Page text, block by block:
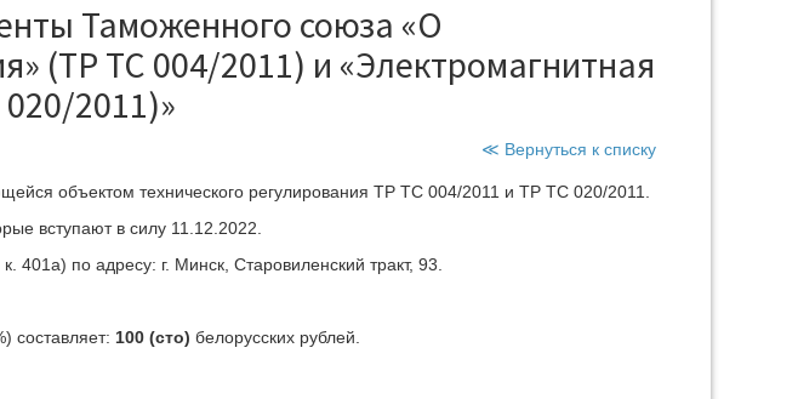
Таможенного союза «О
(ТР ТС 004/2011) и «Электромагнитная
2011)»
≪ Вернуться к списку
объектом технического регулирования ТР ТС 004/2011 и ТР ТС 020/2011.
вступают в силу 11.12.2022.
по адресу: г. Минск, Старовиленский тракт, 93.
составляет: 100 (сто) белорусских рублей.